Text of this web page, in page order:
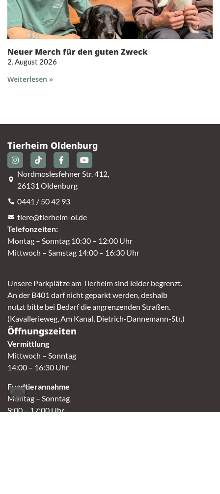
Neuer Merch für den guten Zweck
2. August 2026
Weiterlesen »
Tierheim Oldenburg
Nordmoslesfehner Str. 412,
26131 Oldenburg
0441 / 50 42 93
tiere@tierheim-ol.de
Telefonzeiten:
Montag – Sonntag 10:30 – 12:00 Uhr
Mittwoch – Samstag 14:00 – 16:30 Uhr
Unsere Parkplätze am Tierheim sind leider begrenzt.
An der B401 darf nicht geparkt werden, deshalb
nutzt bitte bei Bedarf die angrenzenden Straßen.
(Kavallerieweg, Am Kanal, Dietrich-Dannemann-Str.)
Öffnungszeiten
Vermittlung
Mittwoch – Sonntag
14:00 – 16:30 Uhr
Fundtierannahme
Montag – Sonntag
9:00 – 17:00 Uhr